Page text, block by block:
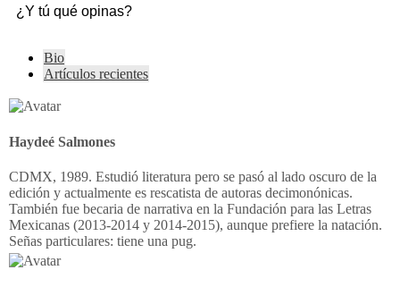
¿Y tú qué opinas?
following
tabs
content
below.
Bio
Artículos recientes
Haydeé Salmones
CDMX, 1989. Estudió literatura pero se pasó al lado oscuro de la
edición y actualmente es rescatista de autoras decimonónicas.
También fue becaria de narrativa en la Fundación para las Letras
Mexicanas (2013-2014 y 2014-2015), aunque prefiere la natación.
Señas particulares: tiene una pug.